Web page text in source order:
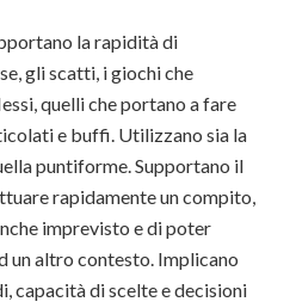
la rapidità di
gli scatti, i giochi che
quelli che portano a fare
e buffi. Utilizzano sia la
puntiforme. Supportano il
rapidamente un compito,
imprevisto e di poter
un altro contesto. Implicano
capacità di scelte e decisioni